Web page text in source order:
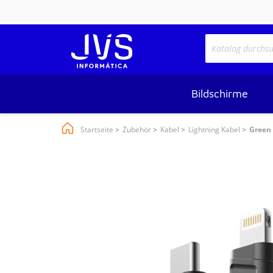
Bildschirme
Startseite Zubehör Kabel Lightning Kabel